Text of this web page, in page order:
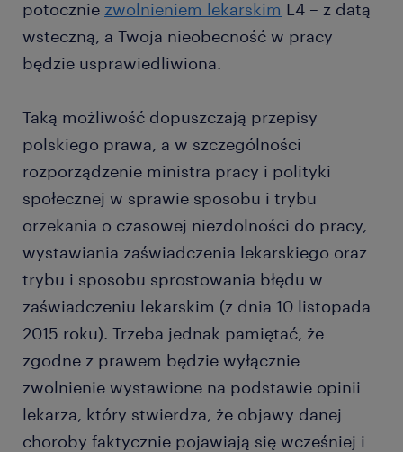
potocznie zwolnieniem lekarskim L4 – z datą
wsteczną, a Twoja nieobecność w pracy
będzie usprawiedliwiona.
Taką możliwość dopuszczają przepisy
polskiego prawa, a w szczególności
rozporządzenie ministra pracy i polityki
społecznej w sprawie sposobu i trybu
orzekania o czasowej niezdolności do pracy,
wystawiania zaświadczenia lekarskiego oraz
trybu i sposobu sprostowania błędu w
zaświadczeniu lekarskim (z dnia 10 listopada
2015 roku). Trzeba jednak pamiętać, że
zgodne z prawem będzie wyłącznie
zwolnienie wystawione na podstawie opinii
lekarza, który stwierdza, że objawy danej
choroby faktycznie pojawiają się wcześniej i